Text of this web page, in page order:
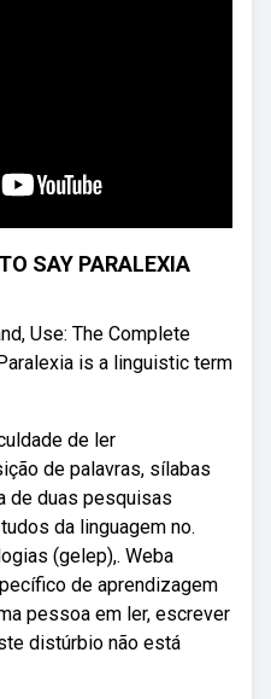
SAY PARALEXIA
Use: The Complete
is a linguistic term
de ler
de palavras, sílabas
de duas pesquisas
da linguagem no.
(gelep),. Weba
de aprendizagem
pessoa em ler, escrever
distúrbio não está